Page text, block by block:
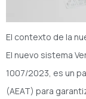
El contexto de la
El nuevo sistema
1007/2023, es un
(AEAT) para